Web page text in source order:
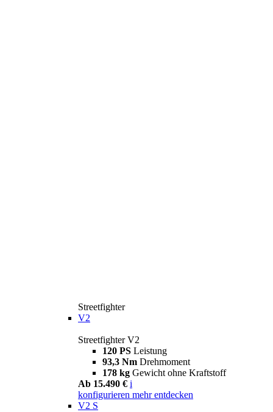
Streetfighter
V2
Streetfighter V2
120 PS Leistung
93,3 Nm Drehmoment
178 kg Gewicht ohne Kraftstoff
Ab 15.490 € i
konfigurieren mehr entdecken
V2 S